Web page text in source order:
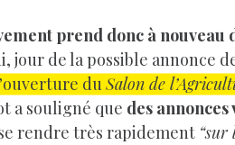
prend donc à nouveau
jour de la possible annonce
duSalon de
a souligné que des
rendre très rapidement “sur